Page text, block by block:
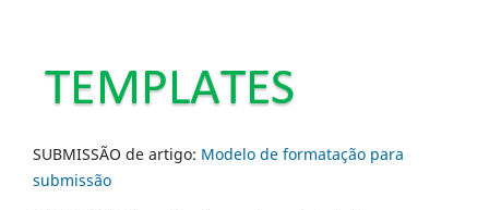
SUBMISSÃO de artigo: Modelo de formatação para
submissão